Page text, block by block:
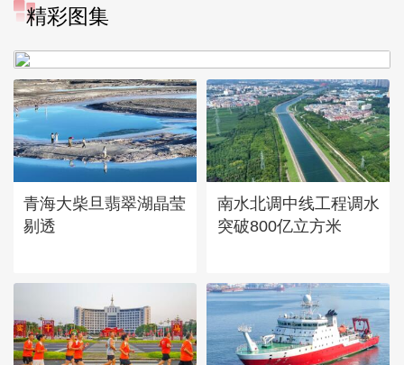
精彩图集
“大地指纹”奏响夏夜文旅乐
青海大柴旦翡翠湖晶莹
剔透
南水北调中线工程调水
突破800亿立方米